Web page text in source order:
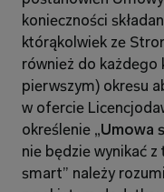
konieczności
którąkolwiek ze
również do każdego
pierwszym) okresu
w ofercie
określenie „Umowa
nie będzie wynikać z
smart” należy